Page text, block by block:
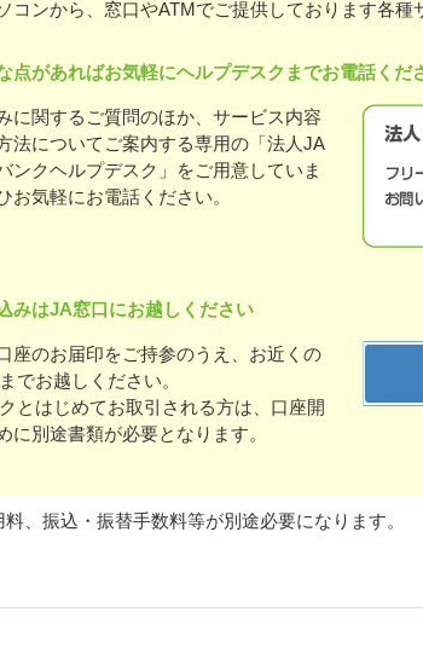
コンから、窓口やATMでご提供しております各
点があればお気軽にヘルプデスクまでお電話くだ
に関するご質問のほか、サービス内容
法についてご案内する専用の「法人JA
ンクヘルプデスク」をご用意していま
お気軽にお電話ください。
みはJA窓口にお越しください
座のお届印をご持参のうえ、お近くの
でお越しください。
とはじめてお取引される方は、口座開
に別途書類が必要となります。
、振込・振替手数料等が別途必要になります。